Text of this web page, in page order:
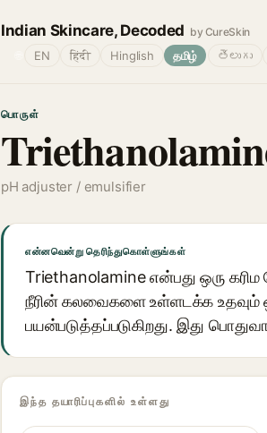
Indian Skincare, Decoded by CureSkin
EN हिंदी Hinglish தமிழ் తెలుగు
பொருள்
pH adjuster / emulsifier
என்னவென்று தெரிந்துகொள்ளுங்கள்
Triethanolamine என்பது ஒரு
நீரின் கலவைகளை உள்ளடக்க உதவும்
பயன்படுத்தப்படுகிறது. இது
இந்த தயாரிப்புகளில் உள்ளது